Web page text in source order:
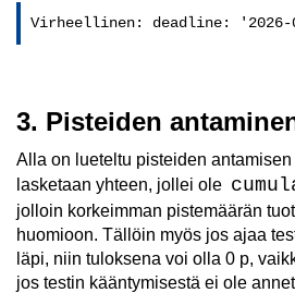
Virheellinen: deadline: '2026-
3. Pisteiden
Alla on lueteltu pisteiden
lasketaan yhteen, jollei ole
jolloin korkeimman pistemäärän
huomioon. Tällöin myös jos ajaa
läpi, niin tuloksena voi olla 0 p,
jos testin kääntymisestä ei ole